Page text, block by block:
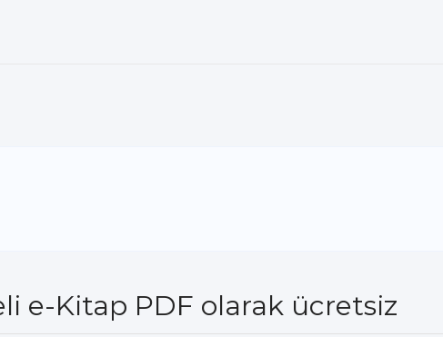
e-Kitap PDF olarak ücretsiz